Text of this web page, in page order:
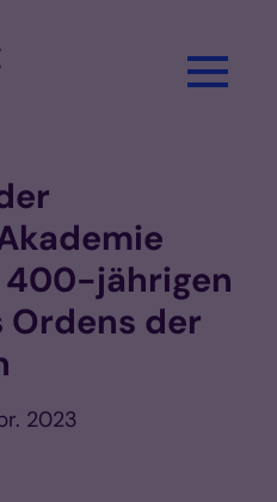
400-jährigen
der
2023